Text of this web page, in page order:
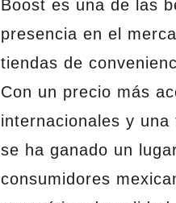
Boost es una de las
presencia en el
tiendas de
Con un precio más
internacionales y
se ha ganado un
consumidores